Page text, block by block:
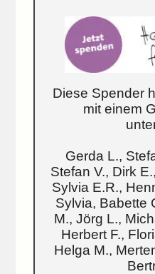
Diese Spender
mit einem
Gerda L.,
Stefan V., Dirk
Sylvia E.R.,
Sylvia, Babette
M., Jörg L.,
Herbert F.,
Helga M.,